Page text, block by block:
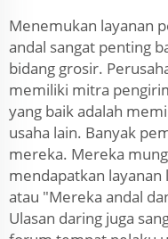
Menemukan layanan
andal sangat penting
bidang grosir.
memiliki mitra
yang baik adalah
usaha lain. Banyak
mereka. Mereka
mendapatkan layanan
atau "Mereka andal
Ulasan daring juga